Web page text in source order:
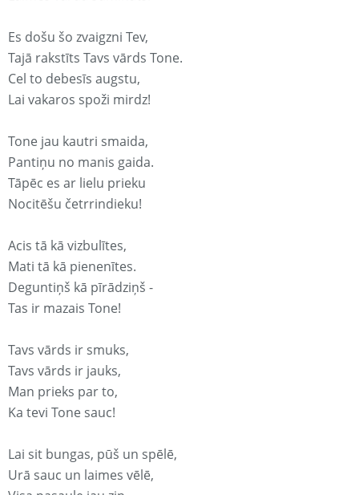
Es došu šo zvaigzni Tev,
Tajā rakstīts Tavs vārds Tone.
Cel to debesīs augstu,
Lai vakaros spoži mirdz!
Tone jau kautri smaida,
Pantiņu no manis gaida.
Tāpēc es ar lielu prieku
Nocitēšu četrrindieku!
Acis tā kā vizbulītes,
Mati tā kā pienenītes.
Deguntiņš kā pīrādziņš -
Tas ir mazais Tone!
Tavs vārds ir smuks,
Tavs vārds ir jauks,
Man prieks par to,
Ka tevi Tone sauc!
Lai sit bungas, pūš un spēlē,
Urā sauc un laimes vēlē,